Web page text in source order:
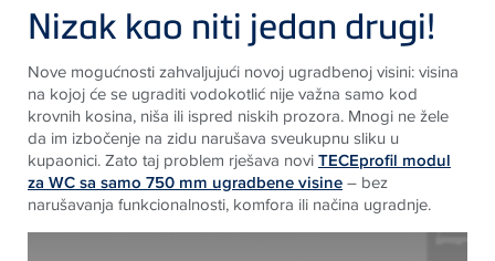
Nizak kao niti jedan drugi!
Nove mogućnosti zahvaljujući novoj ugradbenoj visini: visina
na kojoj će se ugraditi vodokotlić nije važna samo kod
krovnih kosina, niša ili ispred niskih prozora. Mnogi ne žele
da im izbočenje na zidu narušava sveukupnu sliku u
kupaonici. Zato taj problem rješava noviTECEprofil modul
za WC sa samo 750 mm ugradbene visine– bez
narušavanja funkcionalnosti, komfora ili načina ugradnje.